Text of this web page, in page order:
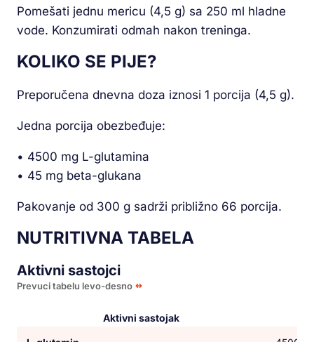
Pomešati jednu mericu (4,5 g) sa 250 ml hladne
vode. Konzumirati odmah nakon treninga.
KOLIKO SE PIJE?
Preporučena dnevna doza iznosi 1 porcija (4,5 g).
Jedna porcija obezbeđuje:
• 4500 mg L-glutamina
• 45 mg beta-glukana
Pakovanje od 300 g sadrži približno 66 porcija.
NUTRITIVNA TABELA
Aktivni sastojci
Prevuci tabelu levo-desno
Aktivni sastojak